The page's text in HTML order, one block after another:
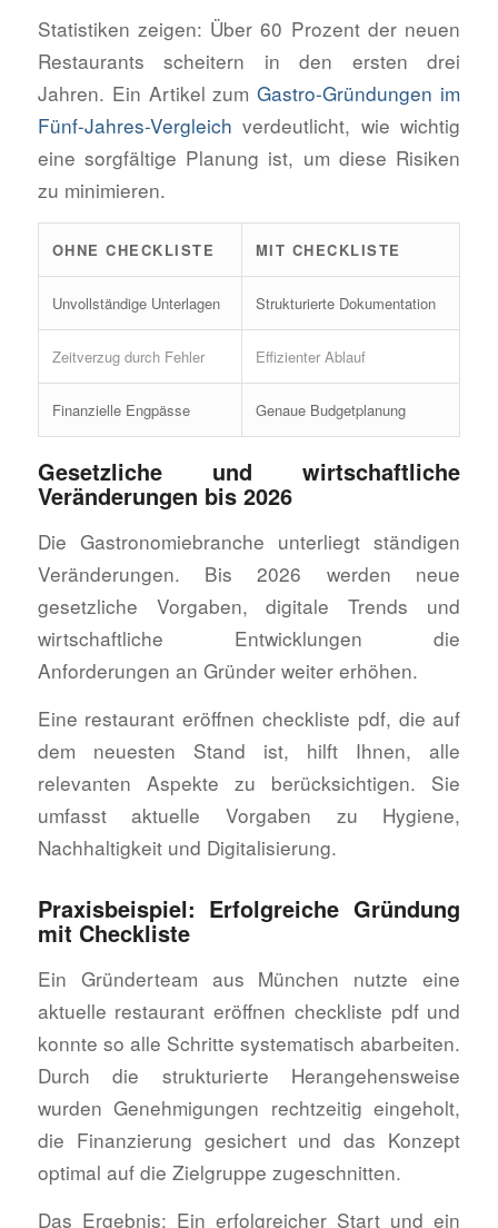
Statistiken zeigen: Über 60 Prozent der neuen
Restaurants scheitern in den ersten drei
Jahren. Ein Artikel zumGastro-Gründungen im
Fünf-Jahres-Vergleich verdeutlicht, wie wichtig
eine sorgfältige Planung ist, um diese Risiken
zu minimieren.
OHNE CHECKLISTE MIT CHECKLISTE
Unvollständige Unterlagen Strukturierte Dokumentation
Zeitverzug durch Fehler Effizienter Ablauf
Finanzielle Engpässe Genaue Budgetplanung
Gesetzliche und wirtschaftliche
Veränderungen bis 2026
Die Gastronomiebranche unterliegt ständigen
Veränderungen. Bis 2026 werden neue
gesetzliche Vorgaben, digitale Trends und
wirtschaftliche Entwicklungen die
Anforderungen an Gründer weiter erhöhen.
Eine restaurant eröffnen checkliste pdf, die auf
dem neuesten Stand ist, hilft Ihnen, alle
relevanten Aspekte zu berücksichtigen. Sie
umfasst aktuelle Vorgaben zu Hygiene,
Nachhaltigkeit und Digitalisierung.
Praxisbeispiel: Erfolgreiche Gründung
mit Checkliste
Ein Gründerteam aus München nutzte eine
aktuelle restaurant eröffnen checkliste pdf und
konnte so alle Schritte systematisch abarbeiten.
Durch die strukturierte Herangehensweise
wurden Genehmigungen rechtzeitig eingeholt,
die Finanzierung gesichert und das Konzept
optimal auf die Zielgruppe zugeschnitten.
Das Ergebnis: Ein erfolgreicher Start und ein